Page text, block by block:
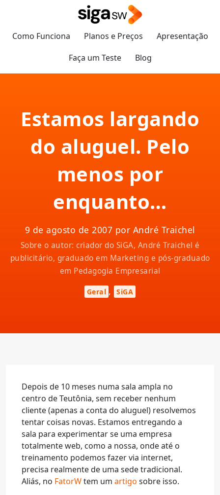
Como Funciona Planos e Preços
Apresentação
Faça um Teste
Blog
Estamos largando
do aluguel. Pelo
menos por
enquanto…
9 de agosto de 2007 por André Traichel
Sobre o autor: criador do SiGA, André Traichel é
publicitário, graduado em Marketing e pós-graduado
em Pedagogia Empresarial
Geral , SiGA
Depois de 10 meses numa sala ampla no
centro de Teutônia, sem receber nenhum
cliente (apenas a conta do aluguel) resolvemos
tentar coisas novas. Estamos entregando a
sala para experimentar se uma empresa
totalmente web, como a nossa, onde até o
treinamento podemos fazer via internet,
precisa realmente de uma sede tradicional.
Aliás, no FatorWtem um artigo sobre isso.